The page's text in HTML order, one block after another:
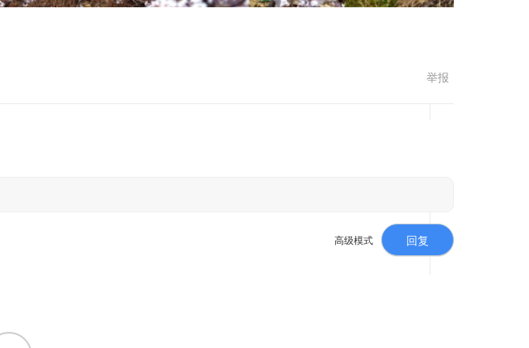
举报
高级模式 回复